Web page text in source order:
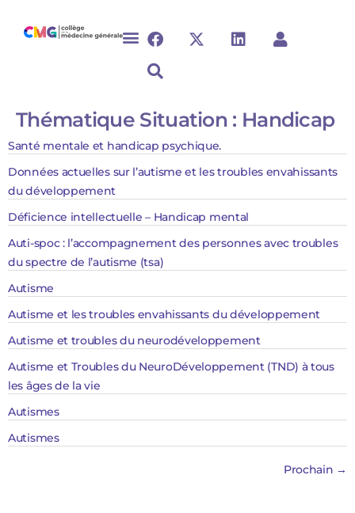
Thématique Situation : Handicap
Santé mentale et handicap psychique.
Données actuelles sur l’autisme et les troubles envahissants
du développement
Déficience intellectuelle – Handicap mental
Auti-spoc : l’accompagnement des personnes avec troubles
du spectre de l’autisme (tsa)
Autisme
Autisme et les troubles envahissants du développement
Autisme et troubles du neurodéveloppement
Autisme et Troubles du NeuroDéveloppement (TND) à tous
les âges de la vie
Autismes
Autismes ​
Prochain →